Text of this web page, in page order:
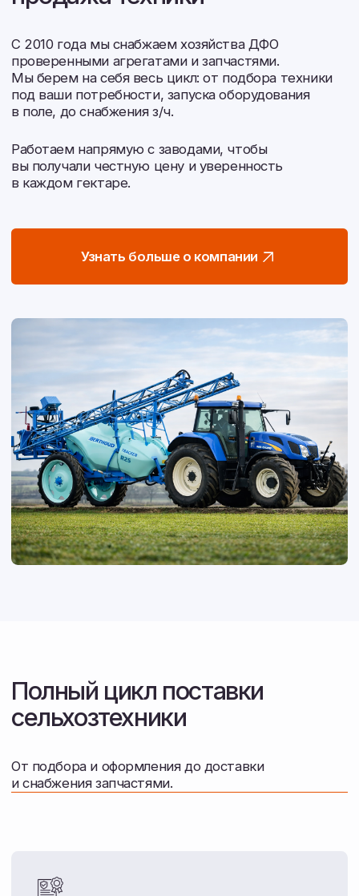
Контакты
Перезвонить вам?
Разработка сайта
2026 © Белагромаш-Восток. Все права защищены.